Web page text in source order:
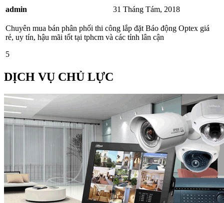
admin 31 Tháng Tám, 2018
Chuyên mua bán phân phối thi công lắp đặt Báo động Optex giá
rẻ, uy tín, hậu mãi tốt tại tphcm và các tỉnh lân cận
5
DỊCH VỤ CHỦ LỰC